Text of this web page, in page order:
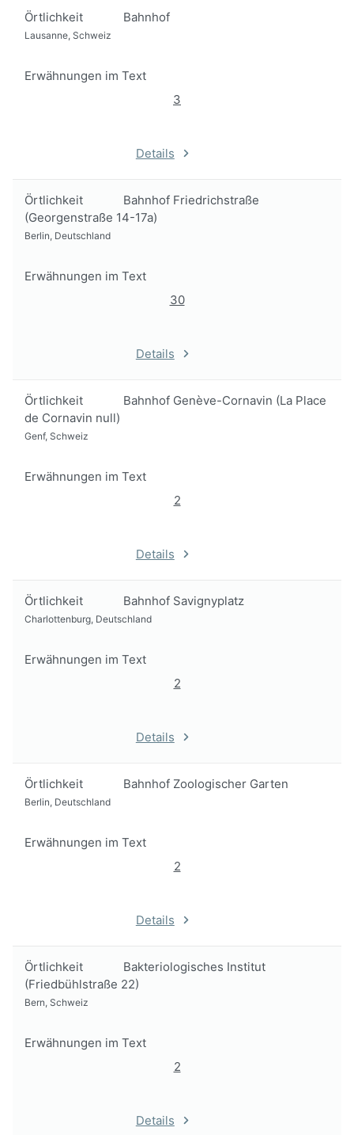
Örtlichkeit Bahnhof
Lausanne, Schweiz
Erwähnungen im Text
3
Details
Örtlichkeit
Bahnhof Friedrichstraße
(Georgenstraße 14-17a)
Berlin, Deutschland
Erwähnungen im Text
30
Details
Örtlichkeit
Bahnhof Genève-Cornavin (La Place
de Cornavin null)
Genf, Schweiz
Erwähnungen im Text
2
Details
Örtlichkeit Bahnhof Savignyplatz
Charlottenburg, Deutschland
Erwähnungen im Text
2
Details
Örtlichkeit Bahnhof Zoologischer Garten
Berlin, Deutschland
Erwähnungen im Text
2
Details
Örtlichkeit
Bakteriologisches Institut
(Friedbühlstraße 22)
Bern, Schweiz
Erwähnungen im Text
2
Details